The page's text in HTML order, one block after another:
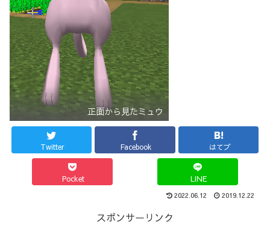
正面から見たミュウ
Twitter Facebook はてブ
Pocket LINE
2022.06.12 2019.12.22
スポンサーリンク